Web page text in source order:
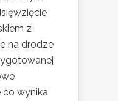
z
na drodze
co wynika